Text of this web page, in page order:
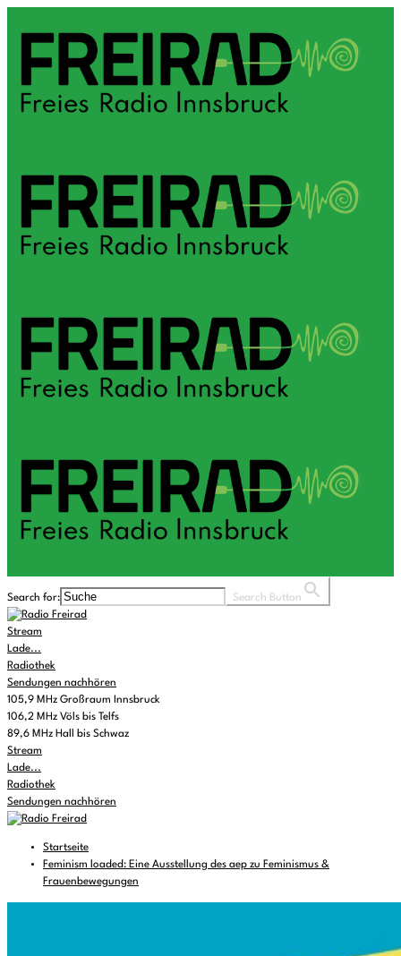
Search for: Search Button
Stream
Lade...
Radiothek
Sendungen nachhören
105,9 MHz Großraum Innsbruck
106,2 MHz Völs bis Telfs
89,6 MHz Hall bis Schwaz
Stream
Lade...
Radiothek
Sendungen nachhören
Startseite
Feminism loaded: Eine Ausstellung des aep zu Feminismus &
Frauenbewegungen